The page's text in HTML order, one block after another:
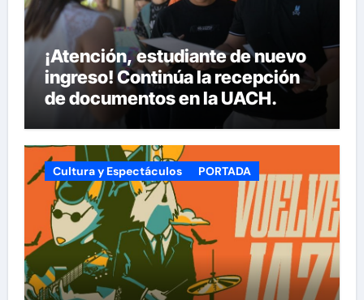
¡Atención, estudiante de nuevo
ingreso! Continúa la recepción
de documentos en la UACH.
Cultura y Espectáculos PORTADA